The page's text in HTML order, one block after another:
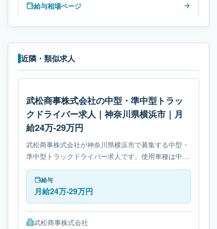
給与相場ページ
近隣・類似求人
武松商事株式会社の中型・準中型トラッ
クドライバー求人｜神奈川県横浜市｜月
給24万-29万円
武松商事株式会社が神奈川県横浜市で募集する中型・
準中型トラックドライバー求人です。使用車種は中型
トラックです。勤務時間は- 変形労働時間制です。必
要免許は中型自動車免許です。
給与
月給24万-29万円
武松商事株式会社